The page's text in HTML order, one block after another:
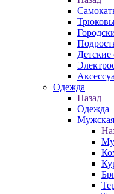
Детские
Одежда
Назад
Одежда